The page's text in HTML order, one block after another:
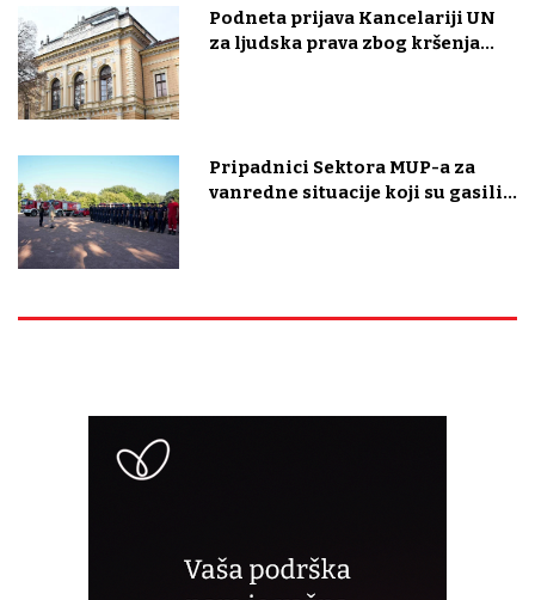
Podneta prijava Kancelariji UN
za ljudska prava zbog kršenja...
Pripadnici Sektora MUP-a za
vanredne situacije koji su gasili...